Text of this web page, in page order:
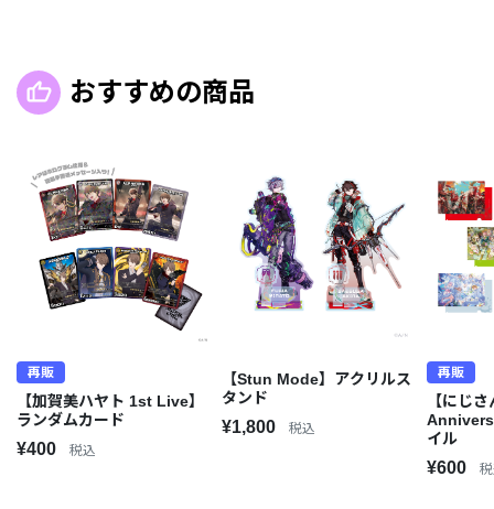
おすすめの商品
再販
【加賀美ハヤト 1st Live】
ランダムカード
¥400 税込
【Stun Mode】アクリルス
タンド
¥1,800 税込
再販
【にじ
イル
¥600